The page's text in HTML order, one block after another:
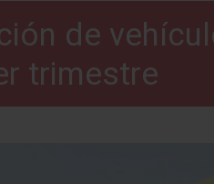
de
trimestre